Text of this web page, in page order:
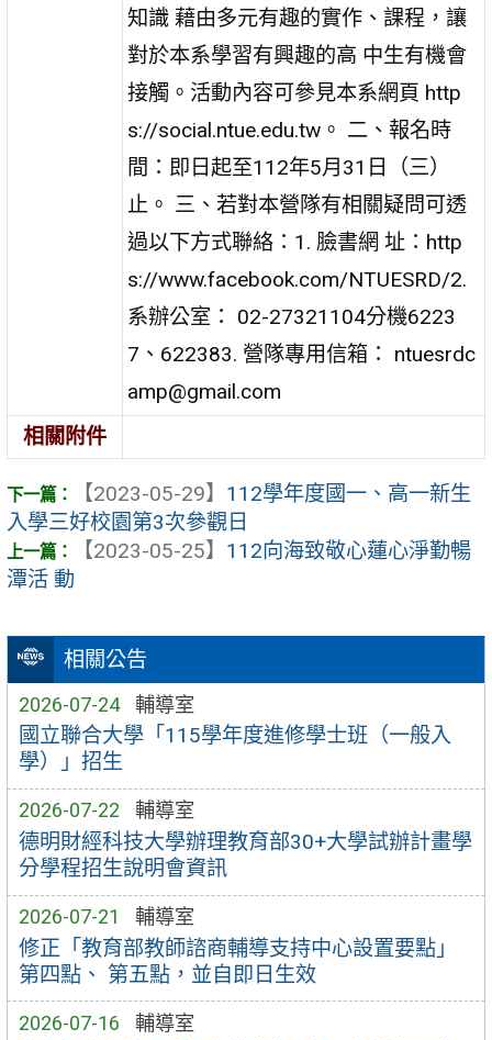
相關公告
2026-07-24 輔導室
國立聯合大學「115學年度進修學士班（一般入
學）」招生
2026-07-22 輔導室
德明財經科技大學辦理教育部30+大學試辦計畫學
分學程招生說明會資訊
2026-07-21 輔導室
修正「教育部教師諮商輔導支持中心設置要點」
第四點、 第五點，並自即日生效
2026-07-16 輔導室
知識 藉由多元有趣的實作、課程，讓
對於本系學習有興趣的高 中生有機會
接觸。活動內容可參見本系網頁 http
s://social.ntue.edu.tw。 二、報名時
間：即日起至112年5月31日（三）
止。 三、若對本營隊有相關疑問可透
過以下方式聯絡：1. 臉書網 址：http
s://www.facebook.com/NTUESRD/2.
系辦公室： 02-27321104分機6223
7、622383. 營隊專用信箱： ntuesrdc
amp@gmail.com
相關附件
【2023-05-29】 112學年度國一、高一新生
入學三好校園第3次參觀日
【2023-05-25】 112向海致敬心蓮心淨勤暢
潭活 動